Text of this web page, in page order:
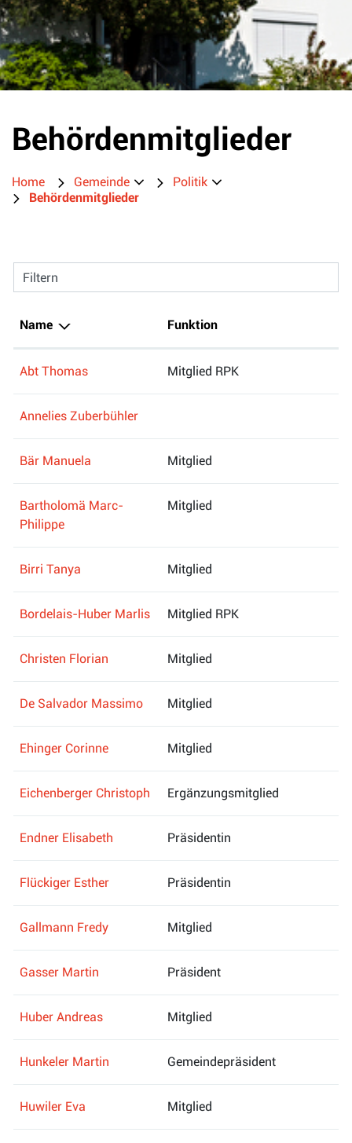
Behördenmitglieder
Home Gemeinde
Politik
Behördenmitglieder
Filtern
Name Funktion
Abt Thomas Mitglied RPK
Annelies Zuberbühler
Bär Manuela Mitglied
Bartholomä Marc-
Philippe
Mitglied
Birri Tanya Mitglied
Bordelais-Huber Marlis Mitglied RPK
Christen Florian Mitglied
De Salvador Massimo Mitglied
Ehinger Corinne Mitglied
Eichenberger Christoph Ergänzungsmitglied
Endner Elisabeth Präsidentin
Flückiger Esther Präsidentin
Gallmann Fredy Mitglied
Gasser Martin Präsident
Huber Andreas Mitglied
Hunkeler Martin Gemeindepräsident
Huwiler Eva Mitglied